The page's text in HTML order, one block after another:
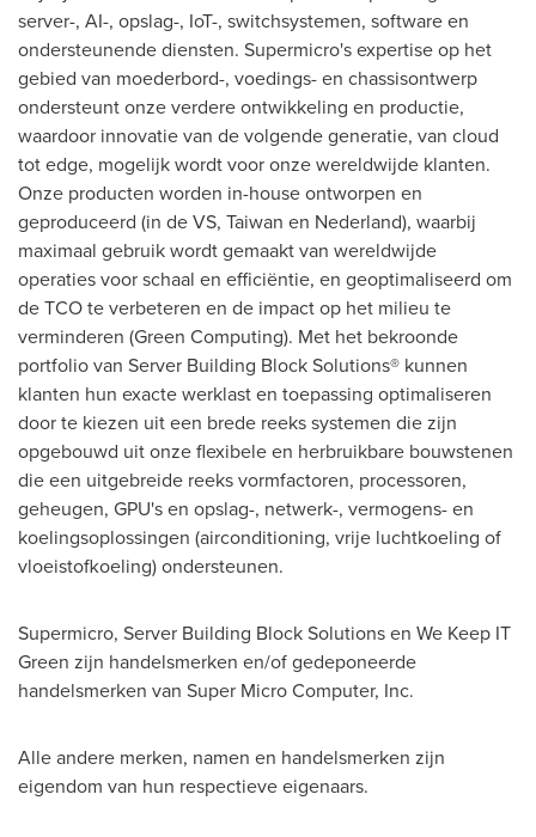
server-, AI-, opslag-, IoT-, switchsystemen, software en
ondersteunende diensten. Supermicro's expertise op het
gebied van moederbord-, voedings- en chassisontwerp
ondersteunt onze verdere ontwikkeling en productie,
waardoor innovatie van de volgende generatie, van cloud
tot edge, mogelijk wordt voor onze wereldwijde klanten.
Onze producten worden in-house ontworpen en
geproduceerd (in de VS, Taiwan en Nederland), waarbij
maximaal gebruik wordt gemaakt van wereldwijde
operaties voor schaal en efficiëntie, en geoptimaliseerd om
de TCO te verbeteren en de impact op het milieu te
verminderen (Green Computing). Met het bekroonde
portfolio van Server Building Block Solutions® kunnen
klanten hun exacte werklast en toepassing optimaliseren
door te kiezen uit een brede reeks systemen die zijn
opgebouwd uit onze flexibele en herbruikbare bouwstenen
die een uitgebreide reeks vormfactoren, processoren,
geheugen, GPU's en opslag-, netwerk-, vermogens- en
koelingsoplossingen (airconditioning, vrije luchtkoeling of
vloeistofkoeling) ondersteunen.
Supermicro, Server Building Block Solutions en We Keep IT
Green zijn handelsmerken en/of gedeponeerde
handelsmerken van Super Micro Computer, Inc.
Alle andere merken, namen en handelsmerken zijn
eigendom van hun respectieve eigenaars.